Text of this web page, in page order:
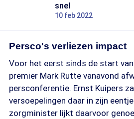
snel
10 feb 2022
Persco's verliezen impact
Voor het eerst sinds de start
premier Mark Rutte vanavond
persconferentie. Ernst Kuipers
versoepelingen daar in zijn
zorgminister lijkt daarvoor